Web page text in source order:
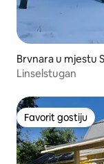
Brvnara u mjestu
Linselstugan
Favorit gostiju
Favorit gostiju